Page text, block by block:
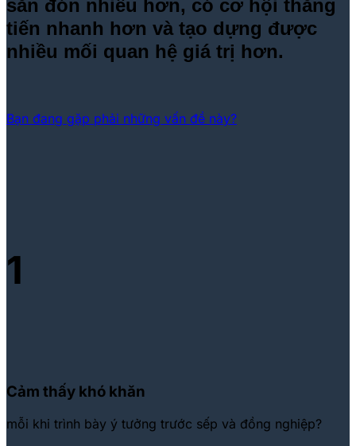
săn đón nhiều hơn, có cơ hội thăng
tiến nhanh hơn và tạo dựng được
nhiều mối quan hệ giá trị hơn.
Bạn đang gặp phải những vấn đề này?
1
Cảm thấy khó khăn
mỗi khi trình bày ý tưởng trước sếp và đồng nghiệp?